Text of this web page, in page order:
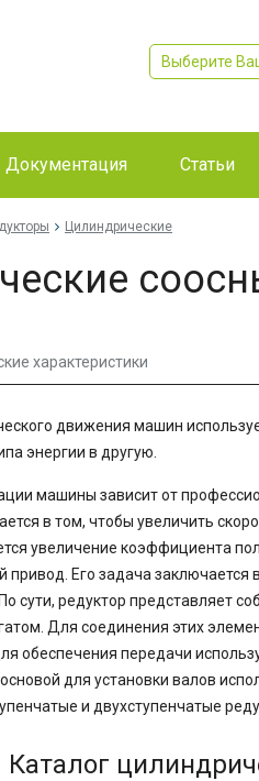
Выберите
Документация Статьи
Цилиндрические
характеристики
движения машин
энергии в другую.
машины зависит от
в том, чтобы увеличить
увеличение коэффициента
привод. Его задача
сути, редуктор представляет
Для соединения этих
обеспечения передачи
для установки валов
и двухступенчатые
Каталог